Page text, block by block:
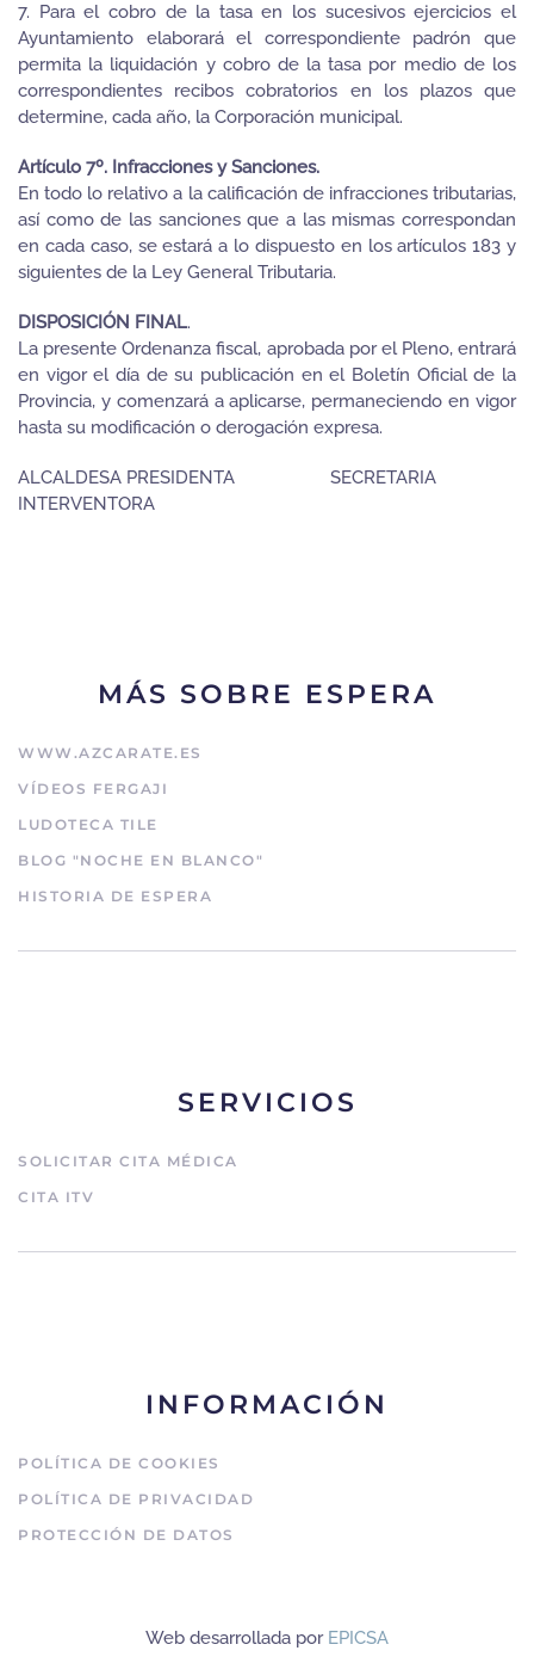
7. Para el cobro de la tasa en los sucesivos ejercicios el
Ayuntamiento elaborará el correspondiente padrón que
permita la liquidación y cobro de la tasa por medio de los
correspondientes recibos cobratorios en los plazos que
determine, cada año, la Corporación municipal.
Artículo 7º. Infracciones y Sanciones.
En todo lo relativo a la calificación de infracciones tributarias,
así como de las sanciones que a las mismas correspondan
en cada caso, se estará a lo dispuesto en los artículos 183 y
siguientes de la Ley General Tributaria.
DISPOSICIÓN FINAL.
La presente Ordenanza fiscal, aprobada por el Pleno, entrará
en vigor el día de su publicación en el Boletín Oficial de la
Provincia, y comenzará a aplicarse, permaneciendo en vigor
hasta su modificación o derogación expresa.
ALCALDESA PRESIDENTA SECRETARIA
INTERVENTORA
MÁS SOBRE ESPERA
WWW.AZCARATE.ES
VÍDEOS FERGAJI
LUDOTECA TILE
BLOG "NOCHE EN BLANCO"
HISTORIA DE ESPERA
SERVICIOS
SOLICITAR CITA MÉDICA
CITA ITV
INFORMACIÓN
POLÍTICA DE COOKIES
POLÍTICA DE PRIVACIDAD
PROTECCIÓN DE DATOS
Web desarrollada por EPICSA